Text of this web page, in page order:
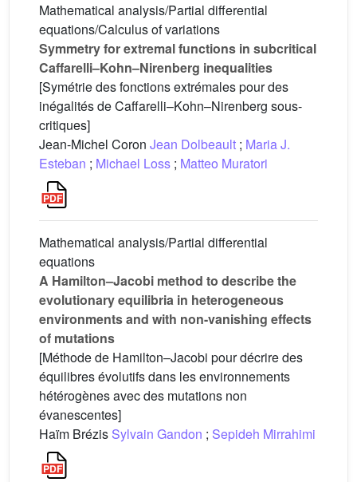
Mathematical analysis/Partial differential
equations/Calculus of variations
Symmetry for extremal functions in subcritical
Caffarelli–Kohn–Nirenberg inequalities
[Symétrie des fonctions extrémales pour des
inégalités de Caffarelli–Kohn–Nirenberg sous-
critiques]
Jean-Michel Coron Jean Dolbeault ; Maria J.
Esteban ; Michael Loss ; Matteo Muratori
Mathematical analysis/Partial differential
equations
A Hamilton–Jacobi method to describe the
evolutionary equilibria in heterogeneous
environments and with non-vanishing effects
of mutations
[Méthode de Hamilton–Jacobi pour décrire des
équilibres évolutifs dans les environnements
hétérogènes avec des mutations non
évanescentes]
Haïm Brézis Sylvain Gandon ; Sepideh Mirrahimi